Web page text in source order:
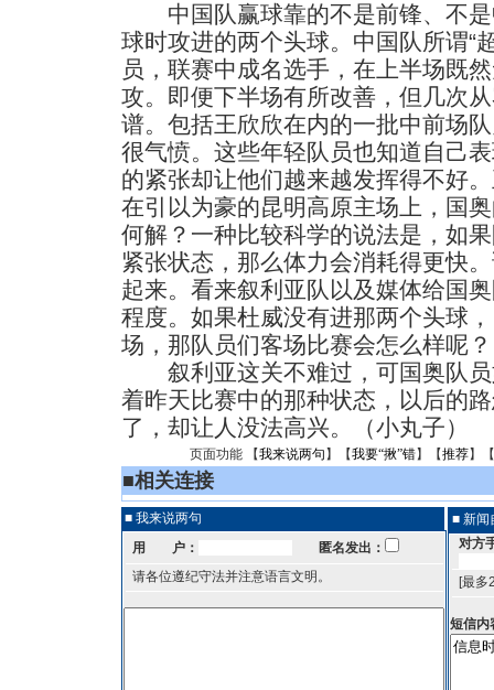
中国队赢球靠的不是前锋、不是
球时攻进的两个头球。中国队所谓“
员，联赛中成名选手，在上半场既
攻。即便下半场有所改善，但几次
谱。包括王欣欣在内的一批中前场
很气愤。这些年轻队员也知道自己
的紧张却让他们越来越发挥得不好
在引以为豪的昆明高原主场上，国
何解？一种比较科学的说法是，如
紧张状态，那么体力会消耗得更快
起来。看来叙利亚队以及媒体给国
程度。如果杜威没有进那两个头球
场，那队员们客场比赛会怎么样呢？
叙利亚这关不难过，可国奥队员
着昨天比赛中的那种状态，以后的
了，却让人没法高兴。（小丸子）
页面功能 【我来说两句 】【我要“揪”错】【推荐】
■相关连接
■ 我来说两句
用 户：
匿名发出：
请各位遵纪守法并注意语言文明。
■ 新闻
对方
[最多
短信内